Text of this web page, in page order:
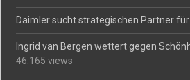
Daimler sucht strategischen Partner für
Ingrid van Bergen wettert gegen
46.165 views